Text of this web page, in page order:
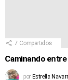
7 Compartidos
Caminando
por Estrella